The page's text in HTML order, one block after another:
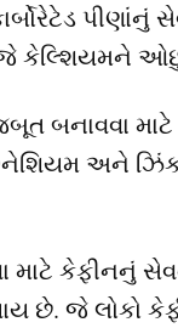
કેલ્શિયમને
બનાવવા
અને
માટે કેફીનનું
છે. જે લોકો